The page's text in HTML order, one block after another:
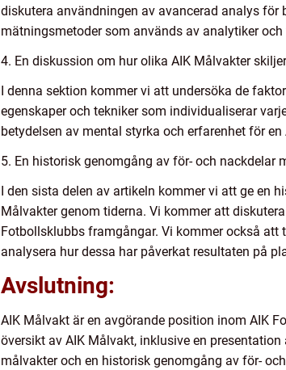
diskutera användningen av avancerad analys
mätningsmetoder som används av analytiker och
4. En diskussion om hur olika AIK Målvakter
I denna sektion kommer vi att undersöka de
egenskaper och tekniker som individualiserar
betydelsen av mental styrka och erfarenhet för
5. En historisk genomgång av för- och nackdelar
I den sista delen av artikeln kommer vi att ge en
Målvakter genom tiderna. Vi kommer att
Fotbollsklubbs framgångar. Vi kommer också
analysera hur dessa har påverkat resultaten på
Avslutning:
AIK Målvakt är en avgörande position inom AIK
översikt av AIK Målvakt, inklusive en
målvakter och en historisk genomgång av för-